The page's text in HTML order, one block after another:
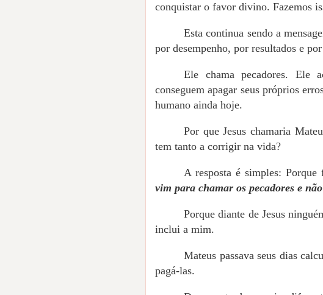
conquistar o favor divino. Fazemos
Esta continua sendo a
por desempenho, por resultados e
Ele chama pecadores. Ele
conseguem apagar seus próprios
humano ainda hoje.
Por que Jesus chamaria
tem tanto a corrigir na vida?
A resposta é simples: Porque
vim para chamar os pecadores e
Porque diante de Jesus
inclui a mim.
Mateus passava seus dias
pagá-las.